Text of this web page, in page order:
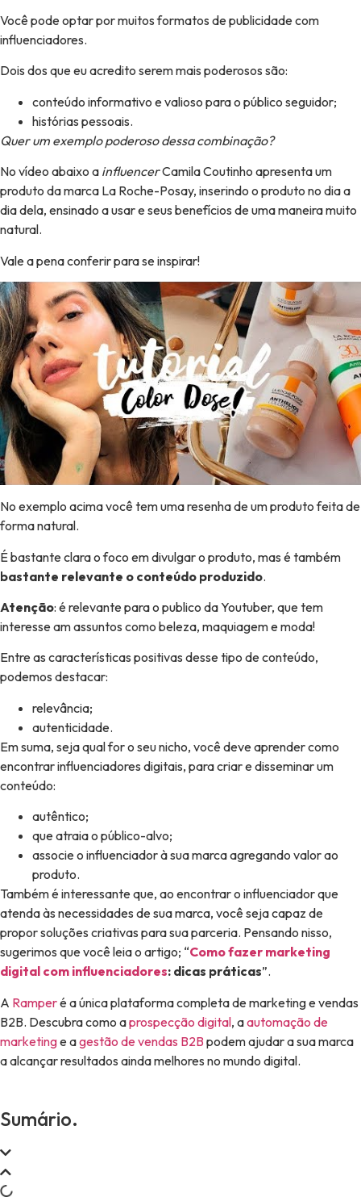
Você pode optar por muitos formatos de publicidade com
influenciadores.
Dois dos que eu acredito serem mais poderosos são:
conteúdo informativo e valioso para o público seguidor;
histórias pessoais.
Quer um exemplo poderoso dessa combinação?
No vídeo abaixo a influencerCamila Coutinho apresenta um
produto da marca La Roche-Posay, inserindo o produto no dia a
dia dela, ensinado a usar e seus benefícios de uma maneira muito
natural.
Vale a pena conferir para se inspirar!
No exemplo acima você tem uma resenha de um produto feita de
forma natural.
É bastante clara o foco em divulgar o produto, mas é também
bastante relevante o conteúdo produzido.
Atenção: é relevante para o publico da Youtuber, que tem
interesse am assuntos como beleza, maquiagem e moda!
Entre as características positivas desse tipo de conteúdo,
podemos destacar:
relevância;
autenticidade.
Em suma, seja qual for o seu nicho, você deve aprender como
encontrar influenciadores digitais, para criar e disseminar um
conteúdo:
autêntico;
que atraia o público-alvo;
associe o influenciador à sua marca agregando valor ao
produto.
Também é interessante que, ao encontrar o influenciador que
atenda às necessidades de sua marca, você seja capaz de
propor soluções criativas para sua parceria. Pensando nisso,
sugerimos que você leia o artigo; “Como fazer marketing
digital com influenciadores: dicas práticas”.
A Ramperé a única plataforma completa de marketing e vendas
B2B. Descubra como aprospecção digital, aautomação de
marketinge agestão de vendas B2B podem ajudar a sua marca
a alcançar resultados ainda melhores no mundo digital.
Sumário.